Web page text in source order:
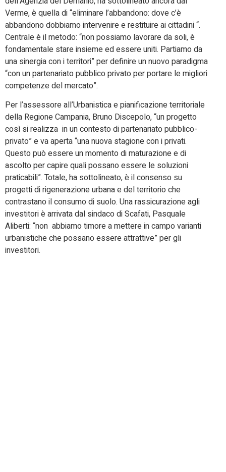
Verme, è quella di “eliminare l’abbandono: dove c’è
abbandono dobbiamo intervenire e restituire ai cittadini “.
Centrale è il metodo: “non possiamo lavorare da soli, è
fondamentale stare insieme ed essere uniti. Partiamo da
una sinergia con i territori” per definire un nuovo paradigma
“con un partenariato pubblico privato per portare le migliori
competenze del mercato”.
Per l’assessore all’Urbanistica e pianificazione territoriale
della Regione Campania, Bruno Discepolo, “un progetto
così si realizza in un contesto di partenariato pubblico-
privato” e va aperta “una nuova stagione con i privati.
Questo può essere un momento di maturazione e di
ascolto per capire quali possano essere le soluzioni
praticabili”. Totale, ha sottolineato, è il consenso su
progetti di rigenerazione urbana e del territorio che
contrastano il consumo di suolo. Una rassicurazione agli
investitori è arrivata dal sindaco di Scafati, Pasquale
Aliberti: “non abbiamo timore a mettere in campo varianti
urbanistiche che possano essere attrattive” per gli
investitori.